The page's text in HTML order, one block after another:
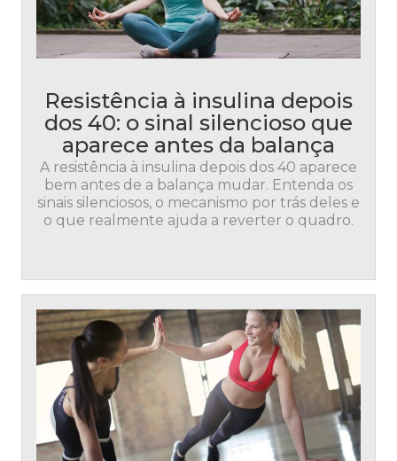
Resistência à insulina depois
dos 40: o sinal silencioso que
aparece antes da balança
A resistência à insulina depois dos 40 aparece
bem antes de a balança mudar. Entenda os
sinais silenciosos, o mecanismo por trás deles e
o que realmente ajuda a reverter o quadro.